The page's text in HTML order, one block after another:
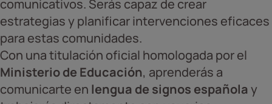
comunicativos. Serás capaz de crear
estrategias y planificar intervenciones eficaces
para estas comunidades.
Con una titulación oficial homologada por el
Ministerio de Educación, aprenderás a
comunicarte en lengua de signos españolay